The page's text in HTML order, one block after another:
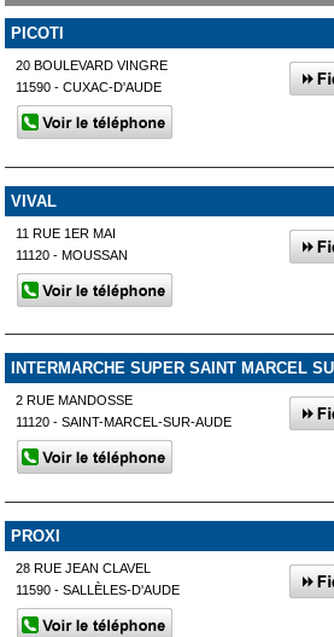
PICOTI
20 BOULEVARD VINGRE
11590 - CUXAC-D'AUDE
VIVAL
11 RUE 1ER MAI
11120 - MOUSSAN
INTERMARCHE SUPER SAINT MARCEL
2 RUE MANDOSSE
11120 - SAINT-MARCEL-SUR-AUDE
PROXI
28 RUE JEAN CLAVEL
11590 - SALLÈLES-D'AUDE